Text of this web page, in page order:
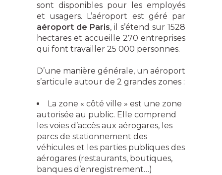
sont disponibles pour les employés
et usagers. L’aéroport est géré par
aéroport de Paris, il s’étend sur 1528
hectares et accueille 270 entreprises
qui font travailler 25 000 personnes.
D’une manière générale, un aéroport
s’articule autour de 2 grandes zones :
La zone « côté ville » est une zone
autorisée au public. Elle comprend
les voies d’accès aux aérogares, les
parcs de stationnement des
véhicules et les parties publiques des
aérogares (restaurants, boutiques,
banques d’enregistrement…)